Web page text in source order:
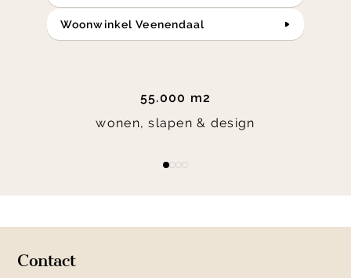
Woonwinkel Veenendaal
55.000 m2
wonen, slapen & design
Contact